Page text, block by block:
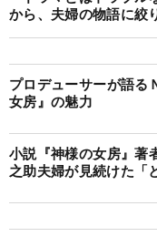
から、夫婦の物語に絞
プロデューサーが語る
女房』の魅力
小説『神様の女房』著
之助夫婦が見続けた「